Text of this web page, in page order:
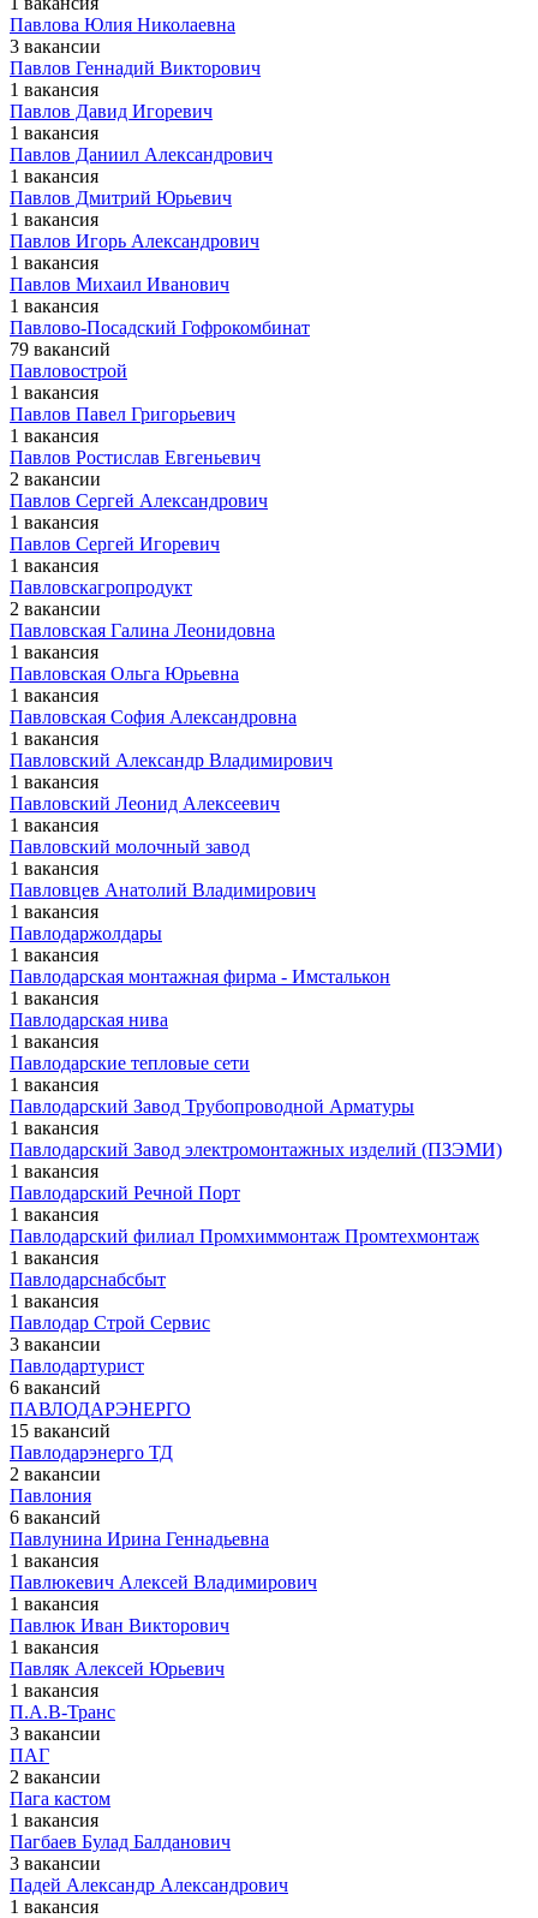
Павлова Юлия Николаевна
3 вакансии
Павлов Геннадий Викторович
1 вакансия
Павлов Давид Игоревич
1 вакансия
Павлов Даниил Александрович
1 вакансия
Павлов Дмитрий Юрьевич
1 вакансия
Павлов Игорь Александрович
1 вакансия
Павлов Михаил Иванович
1 вакансия
Павлово-Посадский Гофрокомбинат
79 вакансий
Павловострой
1 вакансия
Павлов Павел Григорьевич
1 вакансия
Павлов Ростислав Евгеньевич
2 вакансии
Павлов Сергей Александрович
1 вакансия
Павлов Сергей Игоревич
1 вакансия
Павловскагропродукт
2 вакансии
Павловская Галина Леонидовна
1 вакансия
Павловская Ольга Юрьевна
1 вакансия
Павловская София Александровна
1 вакансия
Павловский Александр Владимирович
1 вакансия
Павловский Леонид Алексеевич
1 вакансия
Павловский молочный завод
1 вакансия
Павловцев Анатолий Владимирович
1 вакансия
Павлодаржолдары
1 вакансия
Павлодарская монтажная фирма - Имсталькон
1 вакансия
Павлодарская нива
1 вакансия
Павлодарские тепловые сети
1 вакансия
Павлодарский Завод Трубопроводной Арматуры
1 вакансия
Павлодарский Завод электромонтажных изделий (ПЗЭМИ)
1 вакансия
Павлодарский Речной Порт
1 вакансия
Павлодарский филиал Промхиммонтаж Промтехмонтаж
1 вакансия
Павлодарснабсбыт
1 вакансия
Павлодар Строй Сервис
3 вакансии
Павлодартурист
6 вакансий
ПАВЛОДАРЭНЕРГО
15 вакансий
Павлодарэнерго ТД
2 вакансии
Павлония
6 вакансий
Павлунина Ирина Геннадьевна
1 вакансия
Павлюкевич Алексей Владимирович
1 вакансия
Павлюк Иван Викторович
1 вакансия
Павляк Алексей Юрьевич
1 вакансия
П.А.В-Транс
3 вакансии
ПАГ
2 вакансии
Пага кастом
1 вакансия
Пагбаев Булад Балданович
3 вакансии
Падей Александр Александрович
1 вакансия